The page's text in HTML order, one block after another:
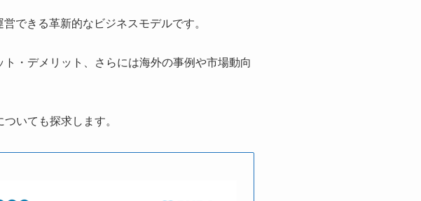
できる革新的なビジネスモデルです。
・デメリット、さらには海外の事例や市場動向
いても探求します。